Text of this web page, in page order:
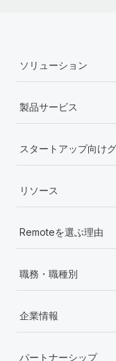
ソリューション
製品サービス
スタートアップ向け
リソース
Remoteを選ぶ理由
職務・職種別
企業情報
パートナーシップ